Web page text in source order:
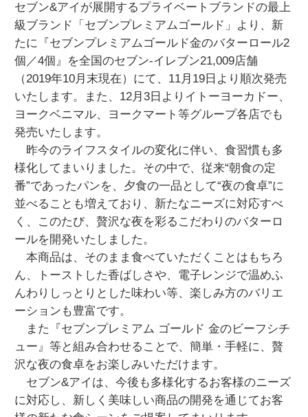
セブン&アイが展開するプライベートブランドの最上
級ブランド「セブンプレミアムゴールド」より、新
たに『セブンプレミアムゴールド金のバターロール2
個／4個』を全国のセブン‐イレブン21,009店舗
（2019年10月末現在）にて、11月19日より順次発売
いたします。また、12月3日よりイトーヨーカドー、
ヨークベニマル、ヨークマート等グループ各店でも
発売いたします。
昨今のライフスタイルの変化に伴い、食習慣も多
様化してまいりました。その中で、従来“朝食の定
番”であったパンを、夕食の一品として“夜の食卓”に
並べることも増えており、新たなニーズに対応すべ
く、このたび、贅沢な夜を彩るこだわりのバターロ
ールを開発いたしました。
本商品は、そのまま食べていただくことはもちろ
ん、トーストした香ばしさや、電子レンジで温めふ
んわりしっとりとした味わい等、楽しみ方のバリエ
ーションも豊富です。
また『セブンプレミアム ゴールド 金のビーフシチ
ュー』等と組み合わせることで、簡単・手軽に、贅
沢な夜の食卓をお楽しみいただけます。
セブン&アイは、今後も多様化するお客様のニーズ
に対応し、新しく美味しい商品の開発を通じてお客